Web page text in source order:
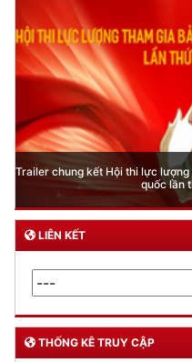
Phòng Quản lý xuất nhập cảnh:
vực xuất cảnh, nhập cảnh của
LIÊN KẾT
THỐNG KÊ TRUY CẬP